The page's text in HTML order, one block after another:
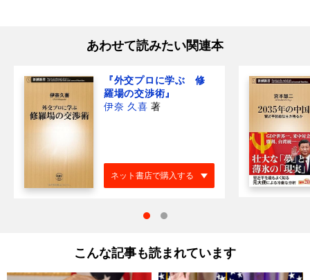
あわせて読みたい関連本
『外交プロに学ぶ 修
羅場の交渉術』
伊奈 久喜 著
ネット書店で購入する
こんな記事も読まれています